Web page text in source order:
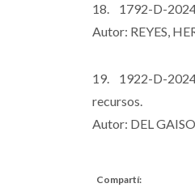
18. 1792-D-2024
Autor: REYES,
19. 1922-D-2024
recursos.
Autor: DEL
Compartí: